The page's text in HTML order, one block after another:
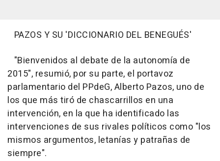
PAZOS Y SU 'DICCIONARIO DEL BENEGUÉS'
"Bienvenidos al debate de la autonomía de
2015", resumió, por su parte, el portavoz
parlamentario del PPdeG, Alberto Pazos, uno de
los que más tiró de chascarrillos en una
intervención, en la que ha identificado las
intervenciones de sus rivales políticos como "los
mismos argumentos, letanías y patrañas de
siempre".